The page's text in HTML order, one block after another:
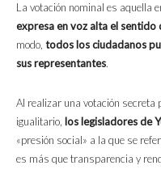
La votación nominal es aquella
expresa en voz alta el
modo, todos los ciudadanos
sus representantes.
Al realizar una votación
igualitario, los legisladores de
«presión social» a la que se
es más que transparencia y